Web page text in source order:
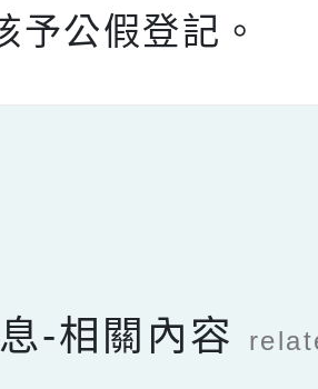
予公假登記。
-相關內容